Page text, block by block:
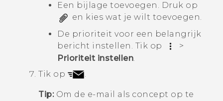
Een bijlage toevoegen. Druk op
en kies wat je wilt toevoegen.
De prioriteit voor een belangrijk
bericht instellen. Tik op
>
Prioriteit instellen.
Tik op
.
Tip:Om de e-mail als concept op te